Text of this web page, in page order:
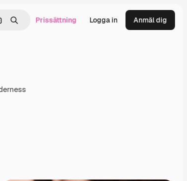
efter bild
Söka Prissättning Logga in Anmäl dig